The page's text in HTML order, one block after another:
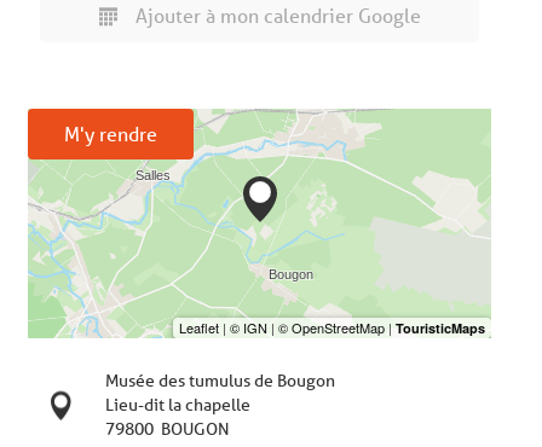
Ajouter à mon calendrier Google
M'y rendre
Musée des tumulus de Bougon
Lieu-dit la chapelle
79800 BOUGON